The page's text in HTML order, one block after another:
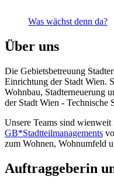
Was wächst denn da?
Über uns
Die Gebietsbetreuung
Einrichtung der Stadt Wien.
Wohnbau, Stadt­erneuerung
der Stadt Wien - Technische
Unsere Teams sind wienweit
GB*Stadtteilmanagements
zum Wohnen, Wohnumfeld
Auftraggeberin